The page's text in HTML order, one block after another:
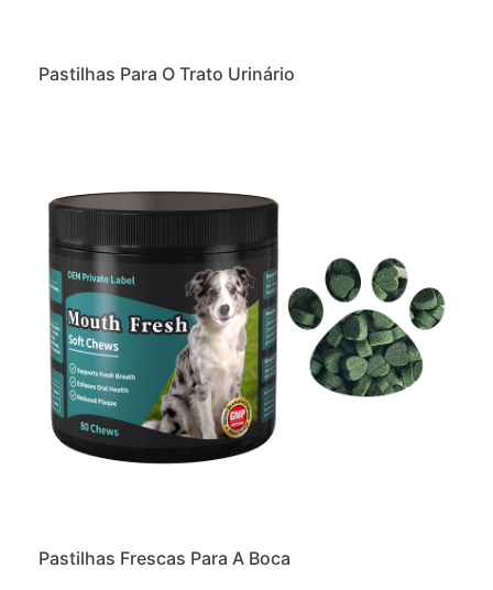
Pastilhas Para O Trato Urinário
Pastilhas Frescas Para A Boca